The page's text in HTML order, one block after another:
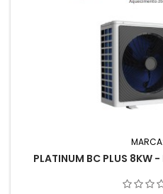
MARCA:
PLATINUM BC PLUS 8KW